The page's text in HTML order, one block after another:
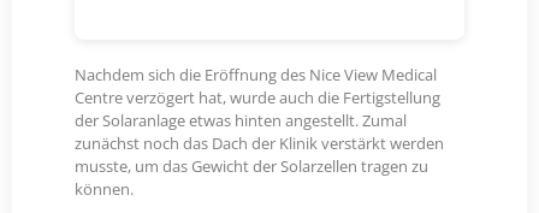
Nachdem sich die Eröffnung des Nice View Medical
Centre verzögert hat, wurde auch die Fertigstellung
der Solaranlage etwas hinten angestellt. Zumal
zunächst noch das Dach der Klinik verstärkt werden
musste, um das Gewicht der Solarzellen tragen zu
können.